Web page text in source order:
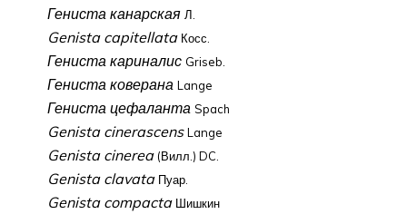
Гениста канарская Л.
Genista capitellata Косс.
Гениста кариналис Griseb.
Гениста коверана Lange
Гениста цефаланта Spach
Genista cinerascens Lange
Genista cinerea (Вилл.) DC.
Genista clavata Пуар.
Genista compacta Шишкин